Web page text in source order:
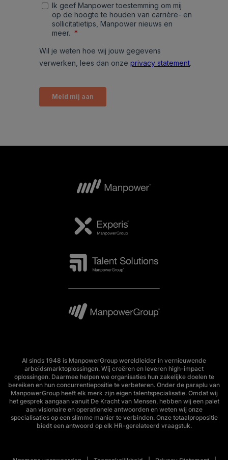
Al sinds 1948 is ManpowerGroup wereldleider in vernieuwende
arbeidsmarktoplossingen. Wij creëren en leveren high-impact
oplossingen. Daarmee helpen we organisaties hun zakelijke doelen te
bereiken en hun concurrentiepositie te verbeteren. Onder de paraplu van
ManpowerGroup heeft elk merk zijn eigen talentspecialisatie. Omdat wij
het gesprek aangaan vanuit De Kracht van Mensen, hebben wij een palet
aan visionaire en operationele antwoorden en weten wij onze
specialisaties op een slimme manier te verbinden. Onze totaalpropositie
biedt een antwoord op elk HR-gerelateerd vraagstuk.